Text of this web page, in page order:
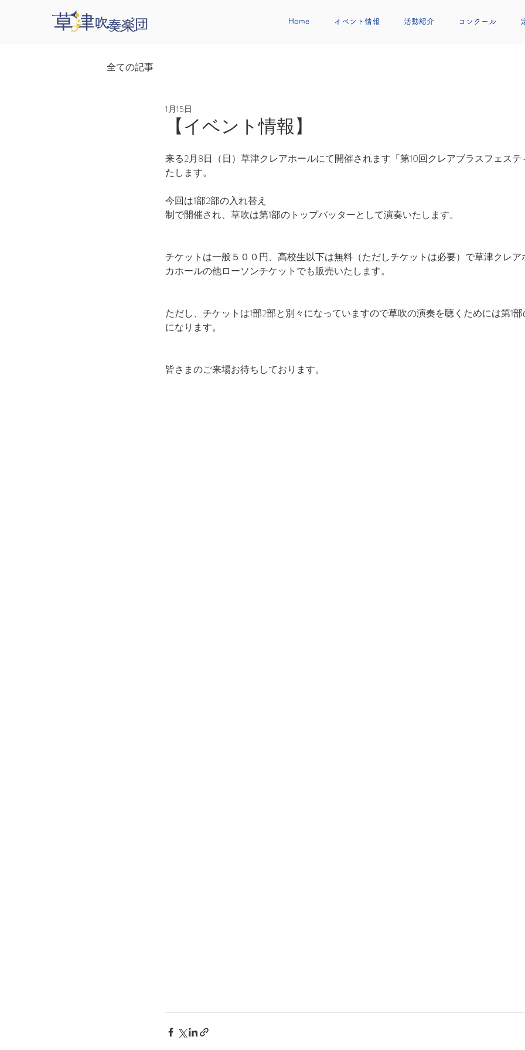
Home イベント情報 活動紹介 コンクール
全ての記事
【イベント情報】
1月15日
来る2月8日（日）草津クレアホールにて開催されます「第10回クレアブラスフェス
たします。
今回は1部2部の入れ替え
制で開催され、草吹は第1部のトップバッターとして演奏いたします。
チケットは一般５００円、高校生以下は無料（ただしチケットは必要）で草津クレア
カホールの他ローソンチケットでも販売いたします。
ただし、チケットは1部2部と別々になっていますので草吹の演奏を聴くためには第1
になります。
皆さまのご来場お待ちしております。